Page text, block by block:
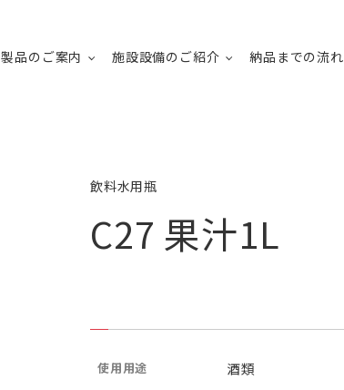
製品のご案内 施設設備のご紹介 納品までの流れ
飲料水用瓶
C27 果汁1L
使用用途 酒類